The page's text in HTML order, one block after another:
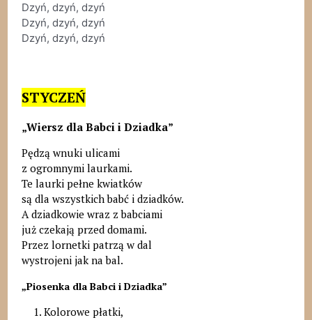
Dzyń, dzyń, dzyń
Dzyń, dzyń, dzyń
Dzyń, dzyń, dzyń
STYCZEŃ
„Wiersz dla Babci i Dziadka”
Pędzą wnuki ulicami
z ogromnymi laurkami.
Te laurki pełne kwiatków
są dla wszystkich babć i dziadków.
A dziadkowie wraz z babciami
już czekają przed domami.
Przez lornetki patrzą w dal
wystrojeni jak na bal.
„Piosenka dla Babci i Dziadka”
Kolorowe płatki,